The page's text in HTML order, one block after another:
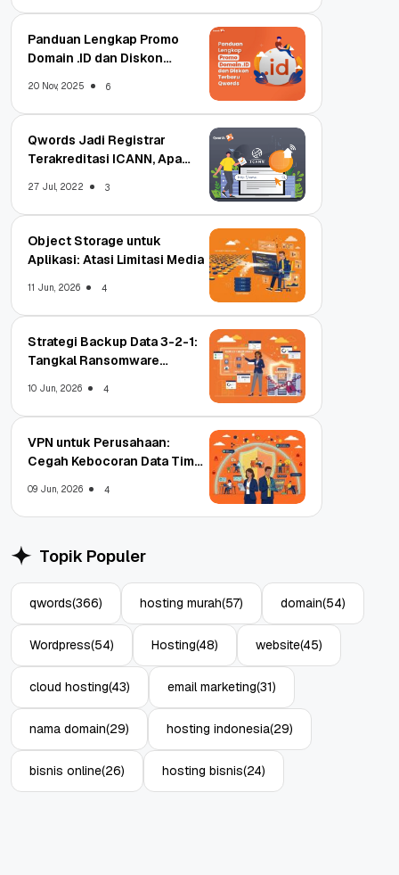
Panduan Lengkap Promo
Domain .ID dan Diskon
20 Nov, 2025 6
Qwords Jadi Registrar
Terakreditasi ICANN, Apa
27 Jul, 2022 3
Object Storage untuk
Aplikasi: Atasi Limitasi Media
11 Jun, 2026 4
Strategi Backup Data 3-2-1:
Tangkal Ransomware
10 Jun, 2026 4
VPN untuk Perusahaan:
Cegah Kebocoran Data Tim
09 Jun, 2026 4
Topik Populer
qwords(366) hosting murah(57) domain(54)
Wordpress(54) Hosting(48) website(45)
cloud hosting(43) email marketing(31)
nama domain(29) hosting indonesia(29)
bisnis online(26) hosting bisnis(24)